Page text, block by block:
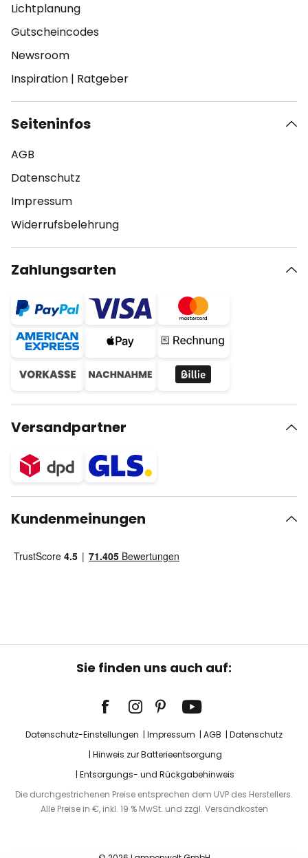
Lichtplanung
Gutscheincodes
Newsroom
Inspiration | Ratgeber
Seiteninfos
AGB
Datenschutz
Impressum
Widerrufsbelehrung
Zahlungsarten
Versandpartner
Kundenmeinungen
Sie finden uns auch auf:
Datenschutz-Einstellungen Impressum AGB
Datenschutz
Hinweis zur Batterieentsorgung
Entsorgungs- und Rückgabehinweis
Die durchgestrichenen Preise entsprechen dem UVP des Herstellers.
Alle Preise in €, inkl. 19 % MwSt. und zzgl. Versandkosten